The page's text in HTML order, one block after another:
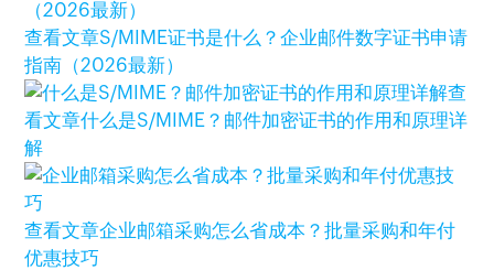
查看文章S/MIME证书是什么？企业邮件数字证书申请
指南（2026最新）
查
看文章什么是S/MIME？邮件加密证书的作用和原理详
解
查看文章企业邮箱采购怎么省成本？批量采购和年付
优惠技巧